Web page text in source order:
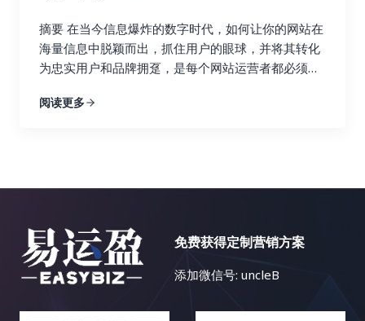
据分析，你可以发现哪些链接建设策略真正有效，哪
些策略只是徒劳无功。例如，你可能会发现，来自行
业权威博客的链接带来了大量的目标流量和转化，而
害网站的声誉。 基于这些发现，你可以及时调整你的
个持续迭代的过程。你需要定期监控数据，并根据数
需要根据风向和水流的变化不断调整航线，才能最终
安全抵达目的地。 市场环境和用户行为都在不断变
化，只有持续地分析数据，才能保持链接建设策略的
有效性。 五、 案例分析：小红书如何玩转链接建
相关的关键词，并分析这些关键词的搜索量、竞争程
度以及排名情况。通过关键词研究，你可以找到潜在
的链接建设目标，例如与你行业相关的博客、论坛和
为你的竞争对手带来了最多的流量，并以此为参考，
吸引目标受众的关注，并最终获得链接。 3. 内容探
探索功能可以帮助你找到在社交媒体上表现优异的内
容。你可以分析这些内容的主题、格式、推广策略等
等，从中学习如何创作更具吸引力的内容，从而吸引
更多的链接。通过分析热门内容，你可以了解目标受
语、韩语、阿拉伯语等等，每一个语种都有其独特的
语法和文化背景。这使得搜索引擎优化策略的制定更
加复杂，我们需要针对不同的语言和文化制定不同的
就很难理解目标市场的用户需求、搜索习惯和文化背
务的推广可能会受到限制，你需要了解目标市场的相
关法律法规。 再次，竞争激烈也是一个不容忽视的问
题。一些热门的小语种市场竞争非常激烈，需要付出
摘要 在当今信息爆炸的数字时代，如何让你的网站在
海量信息中脱颖而出，抓住用户的眼球，并将其转化
为忠实用户和品牌拥趸，是每个网站运营者都必须认
一难题的关键所在。本文将深入探讨内容多样化策略
态，最终实现网站流量的持续增长、用户参与度的显
化：为何内容多样化至关重要？ 想象一下，如果一个
花园里只种植着单一品种的花卉，即使再娇艳欲滴，
也会让人感到单调乏味。同样的道理，如果一个网站
只提供单一的内容形式，即使文字再优美，设计再精
阅读更多
免费获得定制营销方案
添加微信号: uncleB